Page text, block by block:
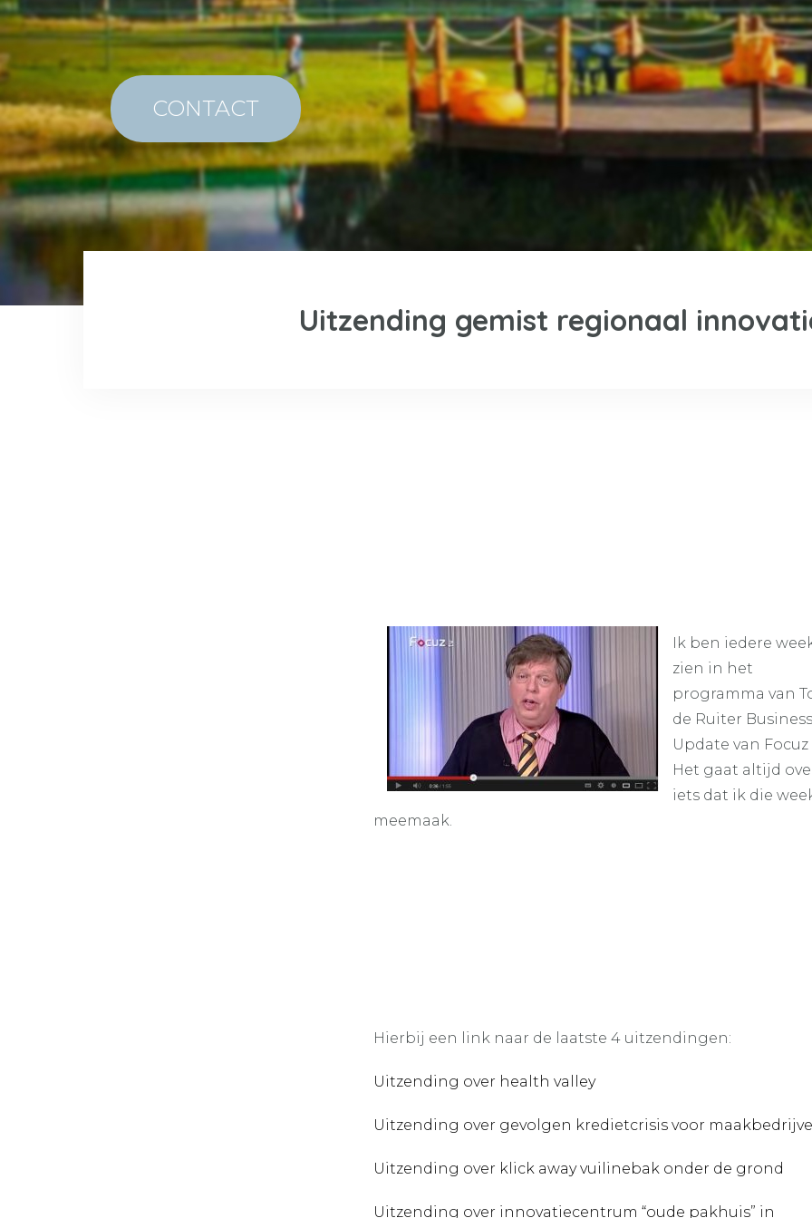
CONTACT
Uitzending gemist regionaal
Ik ben iedere
zien in het
programma van
de Ruiter Business
Update van Focuz
Het gaat altijd
iets dat ik die
meemaak.
Hierbij een link naar de laatste 4 uitzendingen:
Uitzending over health valley
Uitzending over gevolgen kredietcrisis voor
Uitzending over klick away vuilinebak onder de grond
Uitzending over innovatiecentrum “oude pakhuis” in